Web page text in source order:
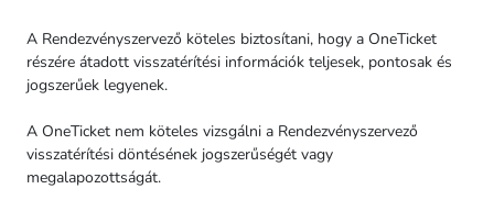
A Rendezvényszervező köteles biztosítani, hogy a OneTicket
részére átadott visszatérítési információk teljesek, pontosak és
jogszerűek legyenek.
A OneTicket nem köteles vizsgálni a Rendezvényszervező
visszatérítési döntésének jogszerűségét vagy
megalapozottságát.